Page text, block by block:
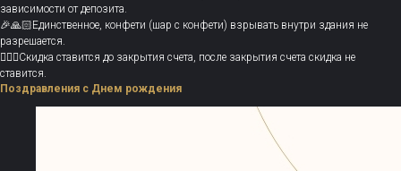
зависимости от депозита.
🎉🙏🏻Единственное, конфети (шар с конфети) взрывать внутри здания не
разрешается.
💁🏻‍♀️Скидка ставится до закрытия счета, после закрытия счета скидка не
ставится.
Поздравления с Днем рождения